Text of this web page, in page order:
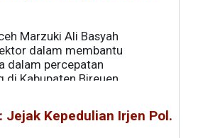
Marzuki Ali Basyah
dalam membantu
dalam percepatan
Kabupaten Bireuen.
Kepedulian Irjen Pol.